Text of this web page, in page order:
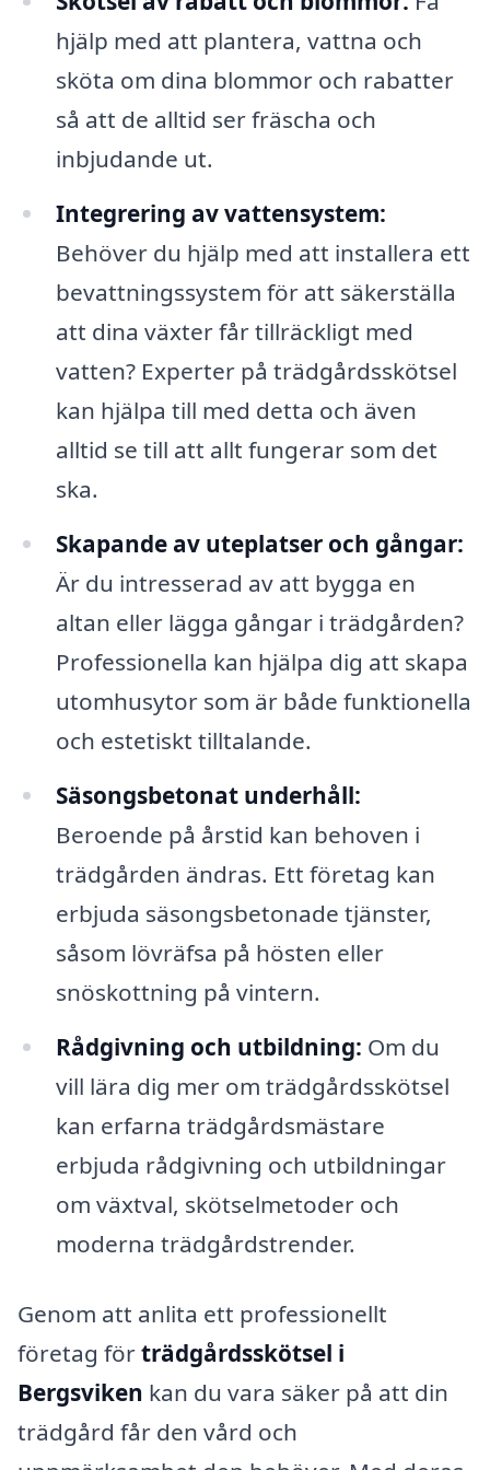
hjälp med att plantera, vattna och
sköta om dina blommor och rabatter
så att de alltid ser fräscha och
inbjudande ut.
Integrering av vattensystem:
Behöver du hjälp med att installera ett
bevattningssystem för att säkerställa
att dina växter får tillräckligt med
vatten? Experter på trädgårdsskötsel
kan hjälpa till med detta och även
alltid se till att allt fungerar som det
ska.
Skapande av uteplatser och gångar:
Är du intresserad av att bygga en
altan eller lägga gångar i trädgården?
Professionella kan hjälpa dig att skapa
utomhusytor som är både funktionella
och estetiskt tilltalande.
Säsongsbetonat underhåll:
Beroende på årstid kan behoven i
trädgården ändras. Ett företag kan
erbjuda säsongsbetonade tjänster,
såsom lövräfsa på hösten eller
snöskottning på vintern.
Rådgivning och utbildning: Om du
vill lära dig mer om trädgårdsskötsel
kan erfarna trädgårdsmästare
erbjuda rådgivning och utbildningar
om växtval, skötselmetoder och
moderna trädgårdstrender.
Genom att anlita ett professionellt
företag förträdgårdsskötsel i
Bergsviken kan du vara säker på att din
trädgård får den vård och